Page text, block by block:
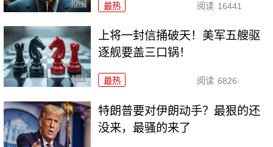
最热 阅读 16441
上将一封信捅破天！美军五艘驱
逐舰要盖三口锅！
最热 阅读 6826
特朗普要对伊朗动手？最狠的还
没来，最骚的来了